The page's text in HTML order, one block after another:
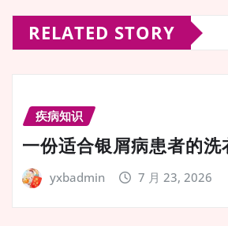
RELATED STORY
疾病知识
一份适合银屑病患者的洗
yxbadmin 7 月 23, 2026